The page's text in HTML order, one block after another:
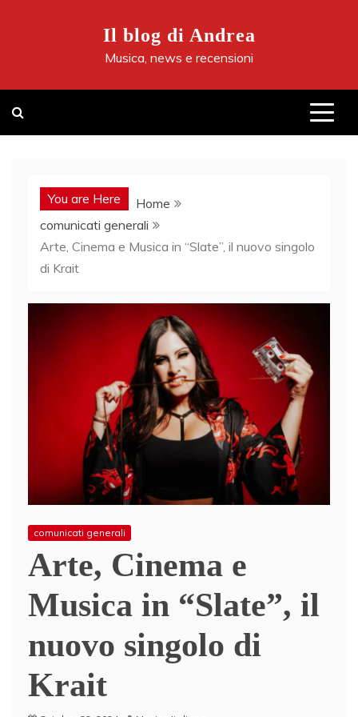
Il blog di Andrea
Musica, news e recensioni
You are Here
Home
comunicati generali
Arte, Cinema e Musica in “Slate”, il nuovo singolo
di Krait
comunicati generali
Arte, Cinema e
Musica in “Slate”, il
nuovo singolo di
Krait